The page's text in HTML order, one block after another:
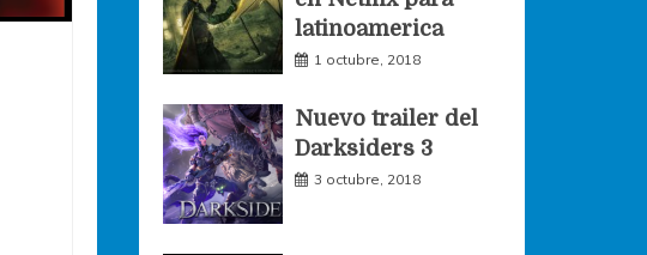
o r
m
r
latinoamerica
1 octubre, 2018
Nuevo trailer del
Darksiders 3
3 octubre, 2018